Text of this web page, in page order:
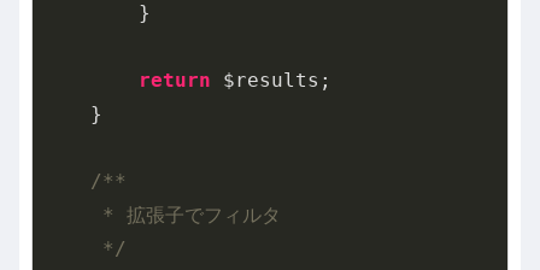
        }
return $results;
    }
/**
     * 拡張子でフィルタ
     */